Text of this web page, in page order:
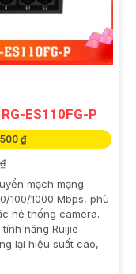
ES110FG-P
₫
mạch mạng
100/1000 Mbps, phù
hệ thống camera.
năng Ruijie
lại hiệu suất cao,